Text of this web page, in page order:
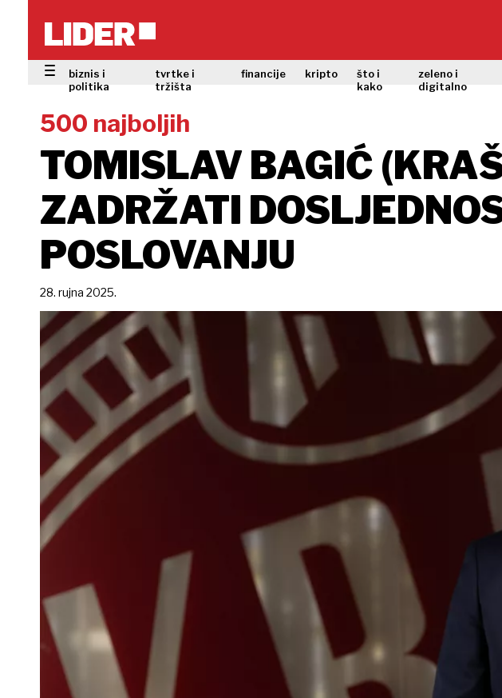
biznis i
politika
tvrtke i
tržišta
financije kripto
što i
kako
zeleno i
digitalno
500 najboljih
TOMISLAV BAGIĆ
ZADRŽATI
POSLOVANJU
28. rujna 2025.